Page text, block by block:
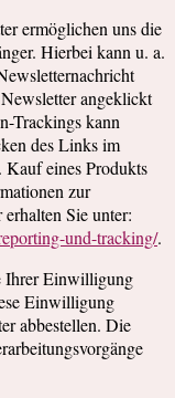
ermöglichen uns die
Hierbei kann u. a.
angeklickt
Trackings kann
des Links im
eines Produkts
zur
Sie unter:
und-tracking/.
Ihrer Einwilligung
Einwilligung
abbestellen. Die